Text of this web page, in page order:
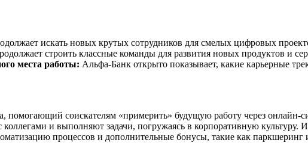
искать новых крутых сотрудников для смелых цифровых
строить классные команды для развития новых продуктов и
места работы: Альфа-Банк открыто показывает, какие карьерные
соискателям «примерить» будущую работу через онлайн-
и выполняют задачи, погружаясь в корпоративную культуру.
процессов и дополнительные бонусы, такие как паркшеринг